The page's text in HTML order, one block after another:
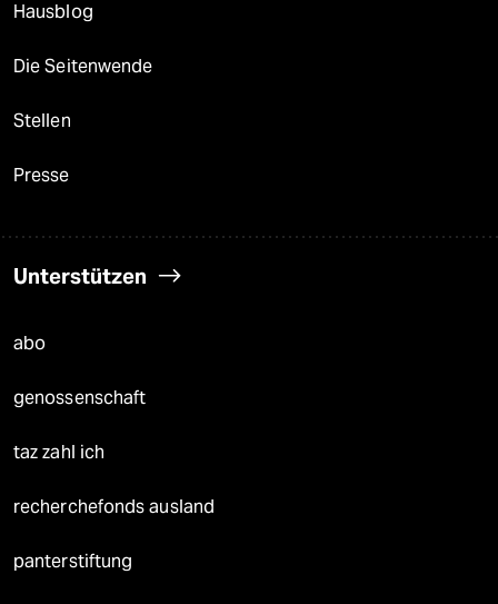
Hausblog
Die Seitenwende
Stellen
Presse
Unterstützen
abo
genossenschaft
taz zahl ich
recherchefonds ausland
panterstiftung